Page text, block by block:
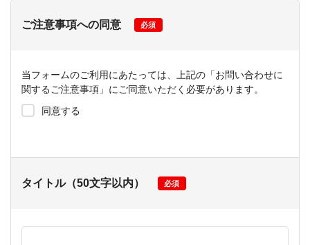
ご注意事項への同意 必須
当フォームのご利用にあたっては、上記の「お問い合わせに
関するご注意事項」にご同意いただく必要があります。
同意する
タイトル（50文字以内） 必須